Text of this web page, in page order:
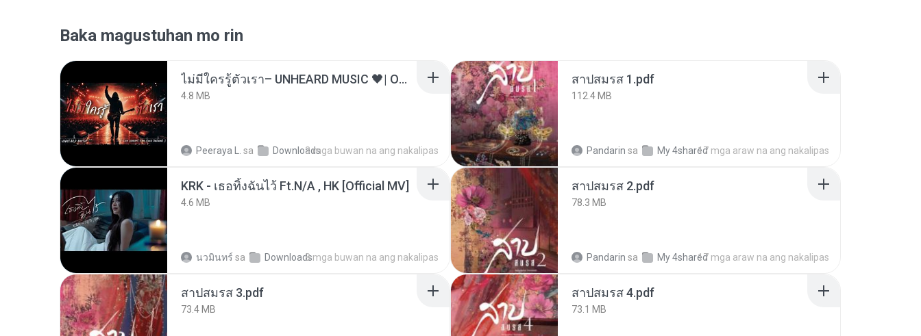
Baka magustuhan mo rin
ไม่มีใครรู้ตัวเรา– UNHEARD MUSIC 🖤| Official Lyric Video | เพลงสู้ชีวิต
4.8 MB
Peeraya L. sa Downloads3 mga buwan na ang nakalipas
สาปสมรส 1.pdf
112.4 MB
Pandarin sa My 4shared17 mga araw na ang nakalipas
KRK - เธอทิ้งฉันไว้ Ft.N/A , HK [Official MV]
4.6 MB
นวมินทร์ sa Downloads8 mga buwan na ang nakalipas
สาปสมรส 2.pdf
78.3 MB
Pandarin sa My 4shared17 mga araw na ang nakalipas
สาปสมรส 3.pdf
73.4 MB
สาปสมรส 4.pdf
73.1 MB